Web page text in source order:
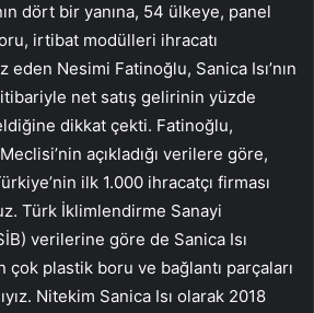
dört bir yanına, 54 ülkeye, panel
irtibat modülleri ihracatı
Nesimi Fatinoğlu, Sanica Isı’nın
itibariyle net satış gelirinin yüzde
dikkat çekti. Fatinoğlu,
açıkladığı verilere göre,
ilk 1.000 ihracatçı firması
Türk İklimlendirme Sanayi
verilerine göre de Sanica Isı
çok plastik boru ve bağlantı parçaları
Nitekim Sanica Isı olarak 2018